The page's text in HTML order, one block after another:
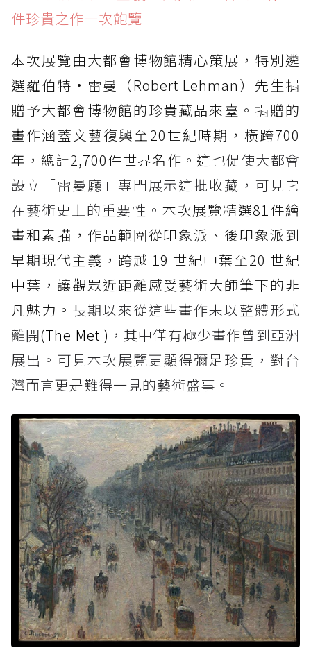
件珍貴之作一次飽覽
本次展覽由大都會博物館精心策展，特別遴
選羅伯特•雷曼（Robert Lehman）先生捐
贈予大都會博物館的珍貴藏品來臺。捐贈的
畫作涵蓋文藝復興至20世紀時期，橫跨700
年，總計2,700件世界名作。這也促使大都會
設立「雷曼廳」專門展示這批收藏，可見它
在藝術史上的重要性。 本次展覽精選81件繪
畫和素描，作品範圍從印象派、後印象派到
早期現代主義，跨越 19 世紀中葉至20 世紀
中葉，讓觀眾近距離感受藝術大師筆下的非
凡魅力。 長期以來從這些畫作未以整體形式
離開(The Met ) ，其中僅有極少畫作曾到亞洲
展出。可見本次展覽更顯得彌足珍貴，對台
灣而言更是難得一見的藝術盛事。